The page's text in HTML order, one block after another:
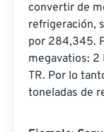
convertir de
refrigeración,
por 284,345.
megavatios:
TR. Por lo
toneladas de